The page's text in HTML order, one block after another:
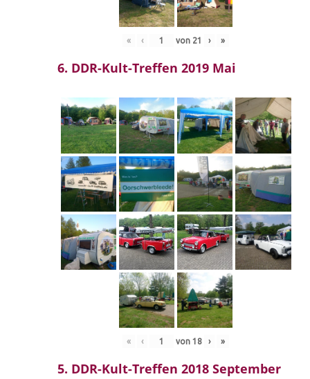
« ‹ von 21 › »
6. DDR-Kult-Treffen 2019 Mai
« ‹ von 18 › »
5. DDR-Kult-Treffen 2018 September